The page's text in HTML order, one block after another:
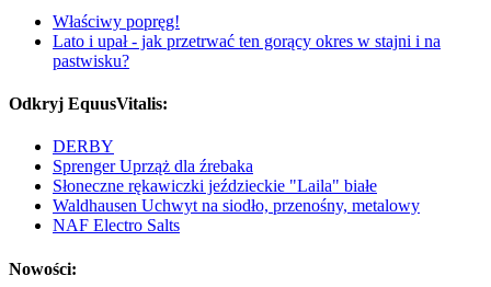
Właściwy popręg!
Lato i upał - jak przetrwać ten gorący okres w stajni i na
pastwisku?
Odkryj EquusVitalis:
DERBY
Sprenger Uprząż dla źrebaka
Słoneczne rękawiczki jeździeckie "Laila" białe
Waldhausen Uchwyt na siodło, przenośny, metalowy
NAF Electro Salts
Nowości: